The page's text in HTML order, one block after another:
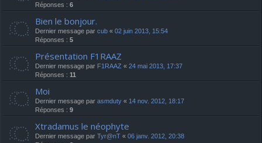
Réponses : 6
Bien le bonjour.
Dernier message par cub « 02 juin 2013, 15:54
Réponses : 5
Présentation F1RAAZ
Dernier message par F1RAAZ « 24 mai 2013, 17:37
Réponses : 11
Moi
Dernier message par asmduty « 14 nov. 2012, 18:17
Réponses : 9
Xtradamus le néophyte
Dernier message par Tyr@nT « 06 janv. 2012, 20:38